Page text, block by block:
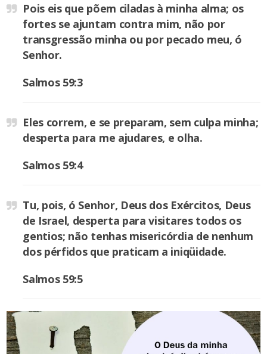
Pois eis que põem ciladas à minha alma; os
fortes se ajuntam contra mim, não por
transgressão minha ou por pecado meu, ó
Senhor.
Salmos 59:3
Eles correm, e se preparam, sem culpa minha;
desperta para me ajudares, e olha.
Salmos 59:4
Tu, pois, ó Senhor, Deus dos Exércitos, Deus
de Israel, desperta para visitares todos os
gentios; não tenhas misericórdia de nenhum
dos pérfidos que praticam a iniqüidade.
Salmos 59:5